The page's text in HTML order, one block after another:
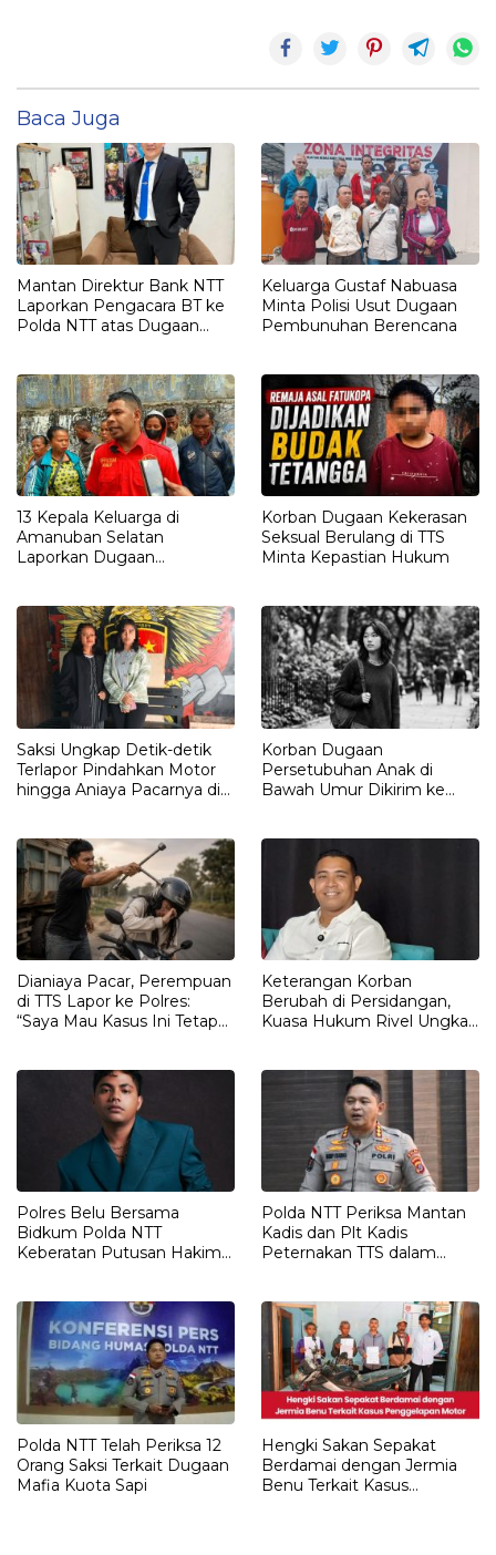
Baca Juga
Mantan Direktur Bank NTT
Laporkan Pengacara BT ke
Polda NTT atas Dugaan
Keluarga Gustaf Nabuasa
Minta Polisi Usut Dugaan
Pembunuhan Berencana
13 Kepala Keluarga di
Amanuban Selatan
Laporkan Dugaan
Korban Dugaan Kekerasan
Seksual Berulang di TTS
Minta Kepastian Hukum
Saksi Ungkap Detik-detik
Terlapor Pindahkan Motor
hingga Aniaya Pacarnya di
Korban Dugaan
Persetubuhan Anak di
Bawah Umur Dikirim ke
Dianiaya Pacar, Perempuan
di TTS Lapor ke Polres:
“Saya Mau Kasus Ini Tetap
Keterangan Korban
Berubah di Persidangan,
Kuasa Hukum Rivel Ungkap
Polres Belu Bersama
Bidkum Polda NTT
Keberatan Putusan Hakim
Polda NTT Periksa Mantan
Kadis dan Plt Kadis
Peternakan TTS dalam
Polda NTT Telah Periksa 12
Orang Saksi Terkait Dugaan
Mafia Kuota Sapi
Hengki Sakan Sepakat
Berdamai dengan Jermia
Benu Terkait Kasus